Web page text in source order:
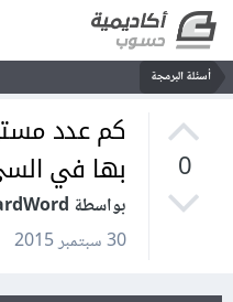
أسئلة البرمجة
0
كم عدد
بها في
بواسطة HardWord
30 سبتمبر 2015